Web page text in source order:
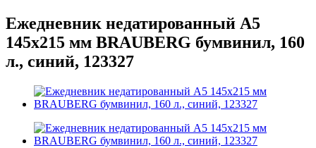
Ежедневник недатированный А5
145х215 мм BRAUBERG бумвинил, 160
л., синий, 123327